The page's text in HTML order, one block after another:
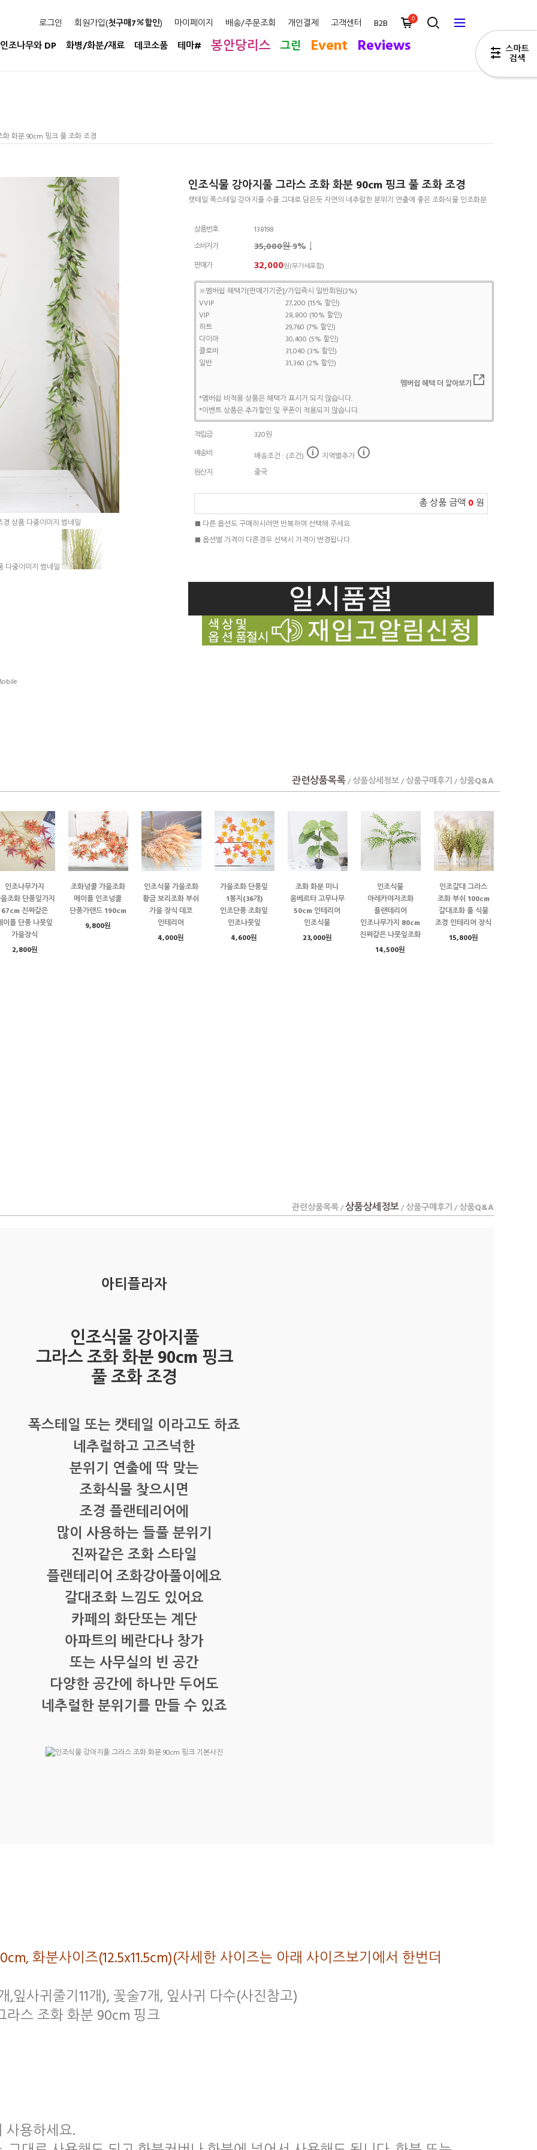
로그인 회원가입(첫구매7 할인) 마이페이지 배송/주문조회 개인결제 고객센터 B2B 0
인조나무와 DP 화병/화분/재료 데코소품 테마# 봉안당리스 그린 Event Reviews
화분 90cm 핑크 풀 조화 조경
인조식물 강아지풀 그라스 조화 화분 90cm 핑크 풀 조화 조경
캣테일 폭스테일 강아지풀 수풀 그대로 담은듯 자연의 네추럴한 분위기 연출에 좋은 조화식물 인조화분
상품번호
138198
소비자가
35,000원9% ↓
판매가 32,000원(부가세포함)
※멤버쉽 혜택가[판매가기준]/가입즉시 일반회원(2%)
VVIP
27,200 (15% 할인)
VIP
28,800 (10% 할인)
하트
29,760 (7% 할인)
다이아
30,400 (5% 할인)
클로바
31,040 (3% 할인)
일반
31,360 (2% 할인)
멤버쉽 혜택 더 알아보기
*멤버쉽 비적용 상품은 혜택가 표시가 되지 않습니다.
*이벤트 상품은 추가할인 및 쿠폰이 적용되지 않습니다.
적립금
320원
배송비
배송조건 : (조건)
지역별추가
원산지
중국
총 상품 금액 0원
■ 다른 옵션도 구매하시려면 반복하여 선택해 주세요.
■ 옵션별 가격이 다른경우 선택시 가격이 변경됩니다.
관련상품목록/ 상품상세정보/ 상품구매후기 / 상품Q&A
인조나무가지
조화 단풍잎가지
67cm 진짜같은
이플 단풍 나뭇잎
가을장식
2,800원
조화넝쿨 가을조화
메이플 인조넝쿨
단풍가랜드 190cm
9,800원
인조식물 가을조화
황금 보리조화 부쉬
가을 장식 데코
인테리어
4,000원
가을조화 단풍잎
1봉지(36개)
인조단풍 조화잎
인조나뭇잎
4,600원
조화 화분 미니
움베르타 고무나무
50cm 인테리어
인조식물
23,000원
인조식물
아레카야자조화
플랜테리어
인조나무가지 80cm
진짜같은 나뭇잎조화
14,500원
인조갈대 그라스
조화 부쉬 100cm
갈대조화 풀 식물
조경 인테리어 장식
15,800원
관련상품목록/상품상세정보/ 상품구매후기 / 상품Q&A
아티플라자
인조식물 강아지풀
그라스 조화 화분 90cm 핑크
풀 조화 조경
폭스테일 또는 캣테일 이라고도 하죠
네추럴하고 고즈넉한
분위기 연출에 딱 맞는
조화식물 찾으시면
조경 플랜테리어에
많이 사용하는 들풀 분위기
진짜같은 조화 스타일
플랜테리어 조화강아풀이에요
갈대조화 느낌도 있어요
카페의 화단또는 계단
아파트의 베란다나 창가
또는 사무실의 빈 공간
다양한 공간에 하나만 두어도
네추럴한 분위기를 만들 수 있죠
화분사이즈(12.5x11.5cm)(자세한 사이즈는 아래 사이즈보기에서 한번더
,잎사귀줄기11개), 꽃술7개, 잎사귀 다수(사진참고)
라스 조화 화분 90cm 핑크
사용하세요.